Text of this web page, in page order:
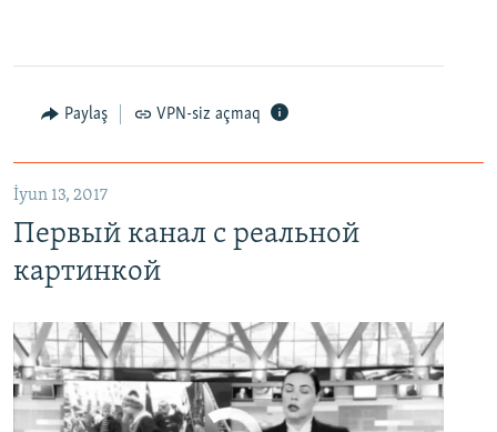
Paylaş VPN-siz açmaq
İyun 13, 2017
Первый канал с реальной
картинкой
EMBED